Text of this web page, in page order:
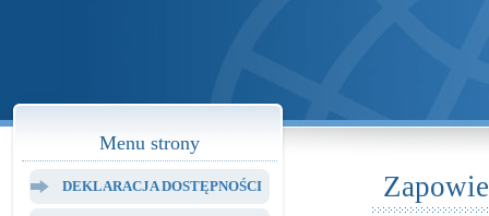
Menu strony
DEKLARACJA DOSTĘPNOŚCI